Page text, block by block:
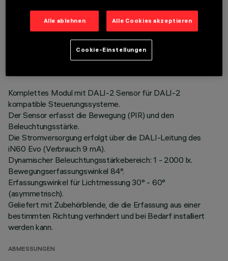
TECHNISCHE DATEN
LETZTES UPDATE: 05.08.2026
Komplettes Modul mit DALI-2 Sensor für DALI-2
kompatible Steuerungssysteme.
Der Sensor erfasst die Bewegung (PIR) und den
Beleuchtungsstärke.
Die Stromversorgung erfolgt über die DALI-Leitung des
iN60 Evo (Verbrauch 9 mA).
Dynamischer Beleuchtungsstärkebereich: 1 - 2000 lx.
Bewegungserfassungswinkel 84°.
Erfassungswinkel für Lichtmessung 30° - 60°
(asymmetrisch).
Geliefert mit Zubehörblende, die die Erfassung aus einer
bestimmten Richtung verhindert und bei Bedarf installiert
werden kann.
ABMESSUNGEN
Alle ablehnen Alle Cookies akzeptieren
Cookie-Einstellungen